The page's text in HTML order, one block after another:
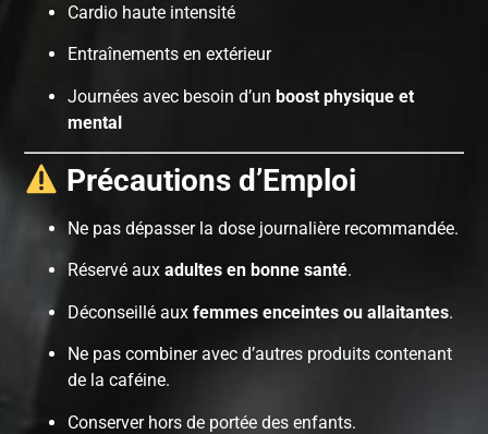
Cardio haute intensité
Entraînements en extérieur
Journées avec besoin d’unboost physique et
mental
Précautions d’Emploi
Ne pas dépasser la dose journalière recommandée.
Réservé auxadultes en bonne santé.
Déconseillé auxfemmes enceintes ou allaitantes.
Ne pas combiner avec d’autres produits contenant
de la caféine.
Conserver hors de portée des enfants.